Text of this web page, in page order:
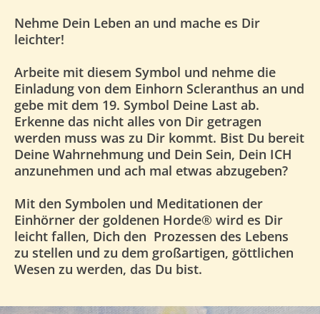
Nehme Dein Leben an und mache es Dir
leichter!
Arbeite mit diesem Symbol und nehme die
Einladung von dem Einhorn Scleranthus an und
gebe mit dem 19. Symbol Deine Last ab.
Erkenne das nicht alles von Dir getragen
werden muss was zu Dir kommt. Bist Du bereit
Deine Wahrnehmung und Dein Sein, Dein ICH
anzunehmen und ach mal etwas abzugeben?
Mit den Symbolen und Meditationen der
Einhörner der goldenen Horde® wird es Dir
leicht fallen, Dich den Prozessen des Lebens
zu stellen und zu dem großartigen, göttlichen
Wesen zu werden, das Du bist.